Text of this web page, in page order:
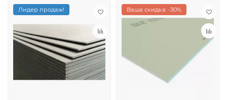
Лидер продаж! Ваша скидка: -30%